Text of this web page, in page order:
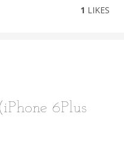
1 LIKES
6Plus